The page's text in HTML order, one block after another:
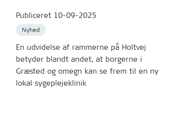
Publiceret 10-09-2025
Nyhed
En udvidelse af rammerne på Holtvej
betyder blandt andet, at borgerne i
Græsted og omegn kan se frem til en ny
lokal sygeplejeklinik